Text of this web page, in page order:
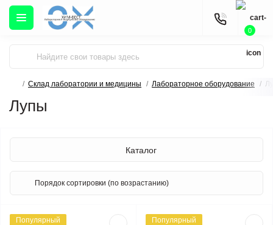
0
Склад лаборатории и медицины Лабораторное оборудование
Лупы
Каталог
Популярный Популярный